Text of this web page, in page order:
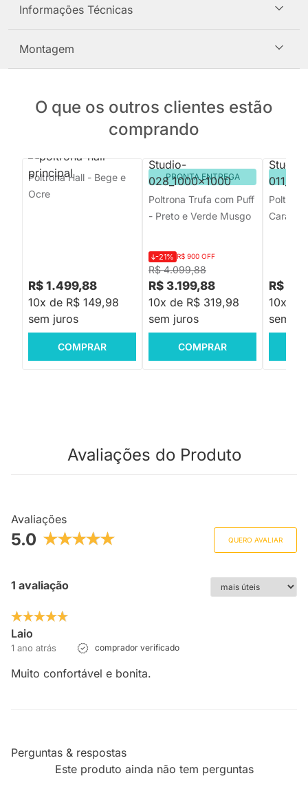
Informações Técnicas
Montagem
O que os outros clientes estão
comprando
Poltrona Hall - Bege e
Ocre
R$ 1.499,88
10x de R$ 149,98
sem juros
COMPRAR
PRONTA ENTREGA
Poltrona Trufa com Puff
- Preto e Verde Musgo
R$ 4.099,88
-21% R$ 900 OFF
R$ 3.199,88
10x de R$ 319,98
sem juros
COMPRAR
R$
10x de
sem
Avaliações do Produto
Avaliações
5.0 QUERO AVALIAR
1 avaliação
Laio
1 ano atrás comprador verificado
Muito confortável e bonita.
Perguntas & respostas
Este produto ainda não tem perguntas